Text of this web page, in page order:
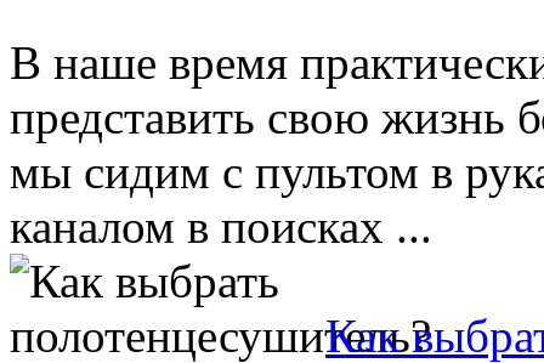
В наше время
представить свою жизнь
мы сидим с пультом в
каналом в поисках ...
Как